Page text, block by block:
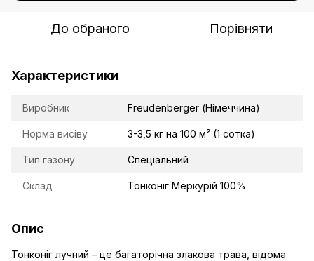
До обраного Порівняти
Характеристики
Виробник Freudenberger (Німеччина)
Норма висіву 3-3,5 кг на 100 м² (1 сотка)
Тип газону Спеціальний
Склад Тонконіг Меркурій 100%
Опис
Тонконіг лучний – це багаторічна злакова трава, відома